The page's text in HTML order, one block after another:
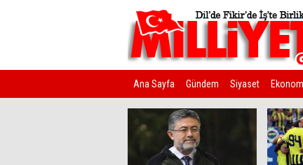
Ana Sayfa Gündem Siyaset
Kim Kimdir?